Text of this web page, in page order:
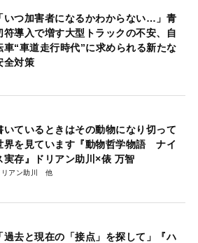
「いつ加害者になるかわからない…」青
符導入で増す大型トラックの不安、自
車“車道走行時代”に求められる新たな
全対策
いているときはその動物になり切って
界を見ています『動物哲学物語 ナイ
実存』ドリアン助川×俵 万智
リアン助川
「過去と現在の「接点」を探して」『ハ